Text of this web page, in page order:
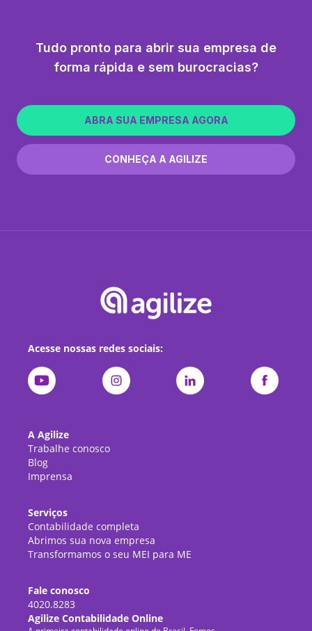
Tudo pronto para abrir sua empresa de
forma rápida e sem burocracias?
ABRA SUA EMPRESA AGORA
CONHEÇA A AGILIZE
Acesse nossas redes sociais:
A Agilize
Trabalhe conosco
Blog
Imprensa
Serviços
Contabilidade completa
Abrimos sua nova empresa
Transformamos o seu MEI para ME
Fale conosco
4020.8283
Agilize Contabilidade Online